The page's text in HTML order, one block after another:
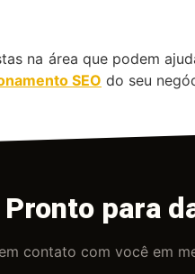
na área que podem
SEO do seu
Pronto para
contato com você em